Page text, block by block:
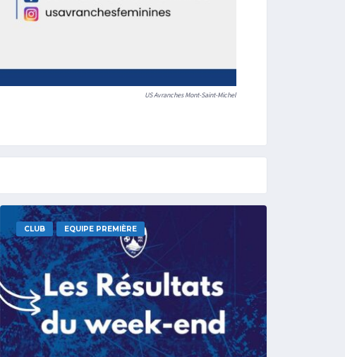
US Avranches Mont-Saint-Michel
CLUB EQUIPE PREMIÈRE